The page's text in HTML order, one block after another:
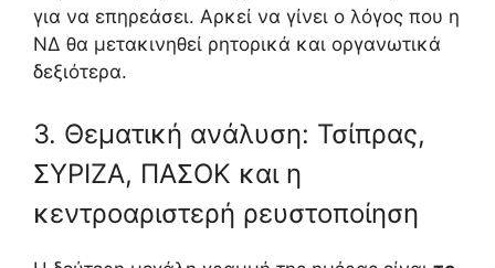
για να επηρεάσει. Αρκεί να γίνει ο λόγος που η
ΝΔ θα μετακινηθεί ρητορικά και οργανωτικά
δεξιότερα.
3. Θεματική ανάλυση: Τσίπρας,
ΣΥΡΙΖΑ, ΠΑΣΟΚ και η
κεντροαριστερή ρευστοποίηση